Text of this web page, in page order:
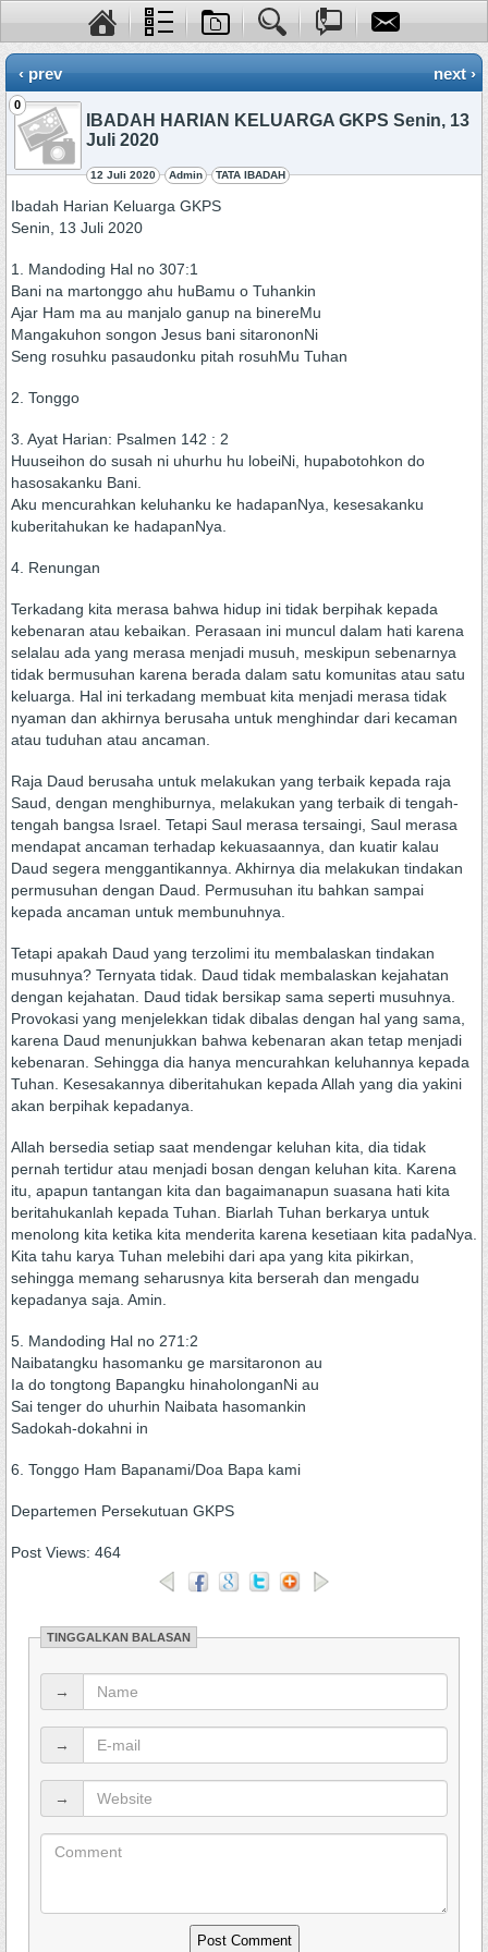
‹ prev next ›
0
IBADAH HARIAN KELUARGA GKPS Senin, 13
Juli 2020
12 Juli 2020 Admin TATA IBADAH
Ibadah Harian Keluarga GKPS
Senin, 13 Juli 2020
1. Mandoding Hal no 307:1
Bani na martonggo ahu huBamu o Tuhankin
Ajar Ham ma au manjalo ganup na binereMu
Mangakuhon songon Jesus bani sitarononNi
Seng rosuhku pasaudonku pitah rosuhMu Tuhan
2. Tonggo
3. Ayat Harian: Psalmen 142 : 2
Huuseihon do susah ni uhurhu hu lobeiNi, hupabotohkon do
hasosakanku Bani.
Aku mencurahkan keluhanku ke hadapanNya, kesesakanku
kuberitahukan ke hadapanNya.
4. Renungan
Terkadang kita merasa bahwa hidup ini tidak berpihak kepada
kebenaran atau kebaikan. Perasaan ini muncul dalam hati karena
selalau ada yang merasa menjadi musuh, meskipun sebenarnya
tidak bermusuhan karena berada dalam satu komunitas atau satu
keluarga. Hal ini terkadang membuat kita menjadi merasa tidak
nyaman dan akhirnya berusaha untuk menghindar dari kecaman
atau tuduhan atau ancaman.
Raja Daud berusaha untuk melakukan yang terbaik kepada raja
Saud, dengan menghiburnya, melakukan yang terbaik di tengah-
tengah bangsa Israel. Tetapi Saul merasa tersaingi, Saul merasa
mendapat ancaman terhadap kekuasaannya, dan kuatir kalau
Daud segera menggantikannya. Akhirnya dia melakukan tindakan
permusuhan dengan Daud. Permusuhan itu bahkan sampai
kepada ancaman untuk membunuhnya.
Tetapi apakah Daud yang terzolimi itu membalaskan tindakan
musuhnya? Ternyata tidak. Daud tidak membalaskan kejahatan
dengan kejahatan. Daud tidak bersikap sama seperti musuhnya.
Provokasi yang menjelekkan tidak dibalas dengan hal yang sama,
karena Daud menunjukkan bahwa kebenaran akan tetap menjadi
kebenaran. Sehingga dia hanya mencurahkan keluhannya kepada
Tuhan. Kesesakannya diberitahukan kepada Allah yang dia yakini
akan berpihak kepadanya.
Allah bersedia setiap saat mendengar keluhan kita, dia tidak
pernah tertidur atau menjadi bosan dengan keluhan kita. Karena
itu, apapun tantangan kita dan bagaimanapun suasana hati kita
beritahukanlah kepada Tuhan. Biarlah Tuhan berkarya untuk
menolong kita ketika kita menderita karena kesetiaan kita padaNya.
Kita tahu karya Tuhan melebihi dari apa yang kita pikirkan,
sehingga memang seharusnya kita berserah dan mengadu
kepadanya saja. Amin.
5. Mandoding Hal no 271:2
Naibatangku hasomanku ge marsitaronon au
Ia do tongtong Bapangku hinaholonganNi au
Sai tenger do uhurhin Naibata hasomankin
Sadokah-dokahni in
6. Tonggo Ham Bapanami/Doa Bapa kami
Departemen Persekutuan GKPS
Post Views: 464
TINGGALKAN BALASAN
→
→
→